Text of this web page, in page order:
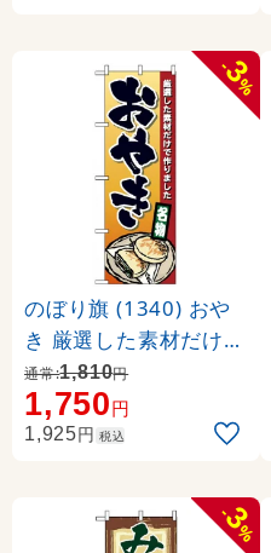
-
3
%
のぼり旗 (1340) おや
き 厳選した素材だけで
作りました 名物
通常:1,810円
1,750円
1,925円 税込
-
3
%